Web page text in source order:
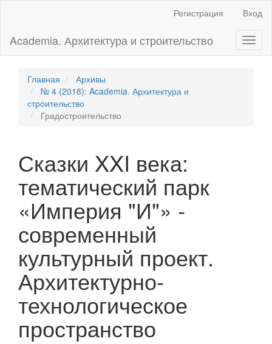
Основное
содержимое
панель
Регистрация Вход
Academia. Архитектура и строительство
Главная
Архивы
№ 4 (2018): Academia. Архитектура и
строительство
Градостроительство
Сказки XXI века:
тематический парк
«Империя "И"» -
современный
культурный проект.
Архитектурно-
технологическое
пространство